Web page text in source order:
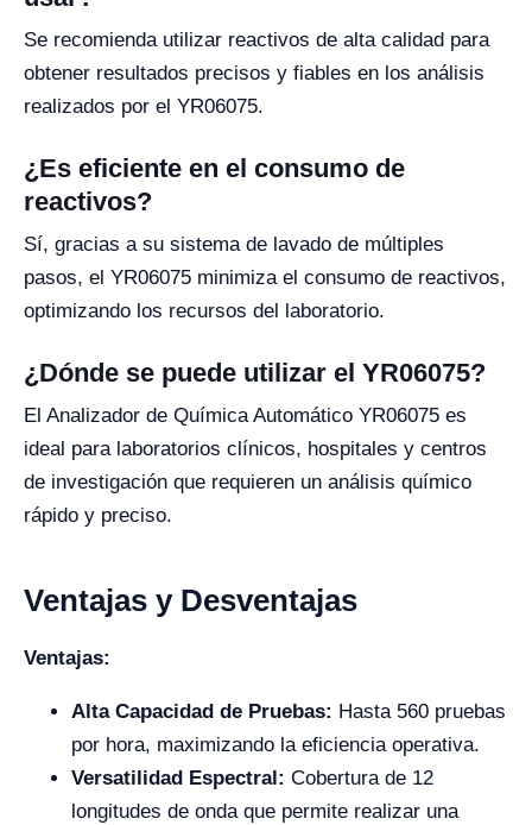
Se recomienda utilizar reactivos de alta calidad para
obtener resultados precisos y fiables en los análisis
realizados por el YR06075.
¿Es eficiente en el consumo de
reactivos?
Sí, gracias a su sistema de lavado de múltiples
pasos, el YR06075 minimiza el consumo de reactivos,
optimizando los recursos del laboratorio.
¿Dónde se puede utilizar el YR06075?
El Analizador de Química Automático YR06075 es
ideal para laboratorios clínicos, hospitales y centros
de investigación que requieren un análisis químico
rápido y preciso.
Ventajas y Desventajas
Ventajas:
Alta Capacidad de Pruebas: Hasta 560 pruebas
por hora, maximizando la eficiencia operativa.
Versatilidad Espectral: Cobertura de 12
longitudes de onda que permite realizar una